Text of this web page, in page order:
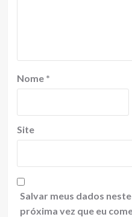
Nome *
Site
Salvar meus dados
próxima vez que eu